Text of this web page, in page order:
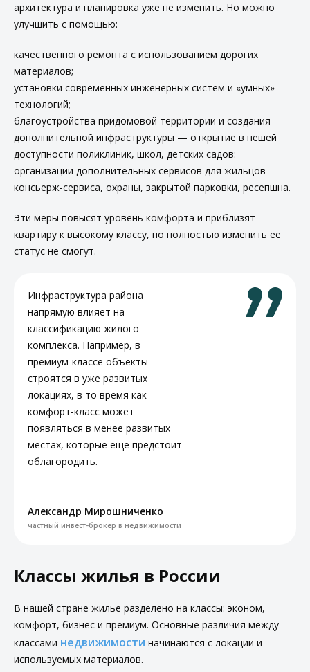
архитектура и планировка уже не изменить. Но можно
улучшить с помощью:
качественного ремонта с использованием дорогих
материалов;
установки современных инженерных систем и «умных»
технологий;
благоустройства придомовой территории и создания
дополнительной инфраструктуры — открытие в пешей
доступности поликлиник, школ, детских садов:
организации дополнительных сервисов для жильцов —
консьерж-сервиса, охраны, закрытой парковки, ресепшна.
Эти меры повысят уровень комфорта и приблизят
квартиру к высокому классу, но полностью изменить ее
статус не смогут.
Инфраструктура района
напрямую влияет на
классификацию жилого
комплекса. Например, в
премиум-классе объекты
строятся в уже развитых
локациях, в то время как
комфорт-класс может
появляться в менее развитых
местах, которые еще предстоит
облагородить.
Александр Мирошниченко
частный инвест-брокер в недвижимости
Классы жилья в России
В нашей стране жилье разделено на классы: эконом,
комфорт, бизнес и премиум. Основные различия между
классами недвижимости начинаются с локации и
используемых материалов.